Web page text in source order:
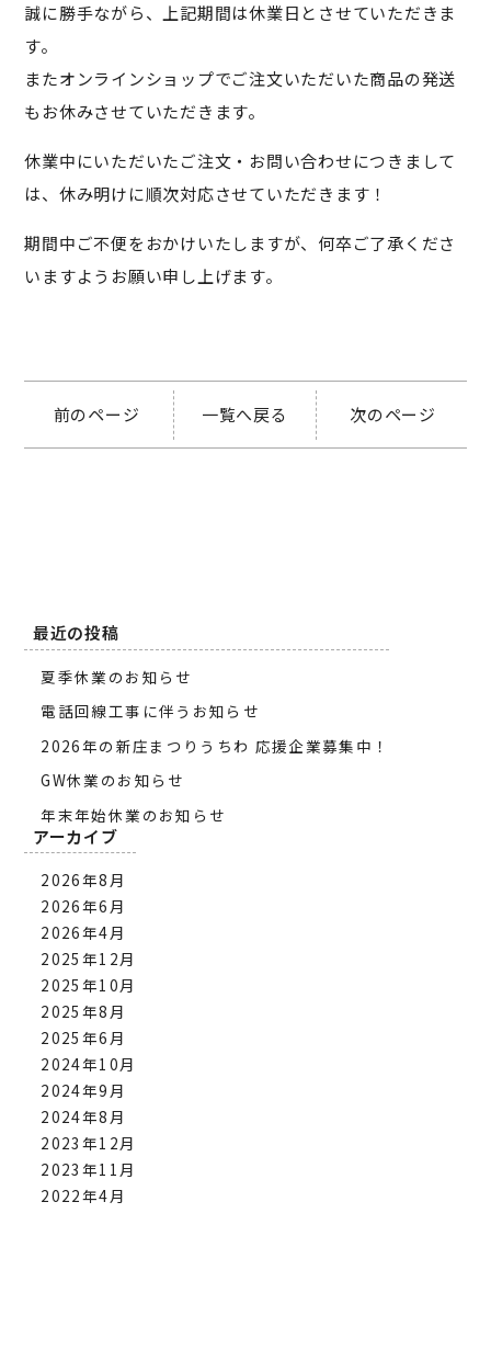
誠に勝手ながら、上記期間は休業日とさせていただきま
す。
またオンラインショップでご注文いただいた商品の発送
もお休みさせていただきます。
休業中にいただいたご注文・お問い合わせにつきまして
は、休み明けに順次対応させていただきます！
期間中ご不便をおかけいたしますが、何卒ご了承くださ
いますようお願い申し上げます。
前のページ 一覧へ戻る 次のページ
最近の投稿
夏季休業のお知らせ
電話回線工事に伴うお知らせ
2026年の新庄まつりうちわ 応援企業募集中！
GW休業のお知らせ
年末年始休業のお知らせ
アーカイブ
2026年8月
2026年6月
2026年4月
2025年12月
2025年10月
2025年8月
2025年6月
2024年10月
2024年9月
2024年8月
2023年12月
2023年11月
2022年4月